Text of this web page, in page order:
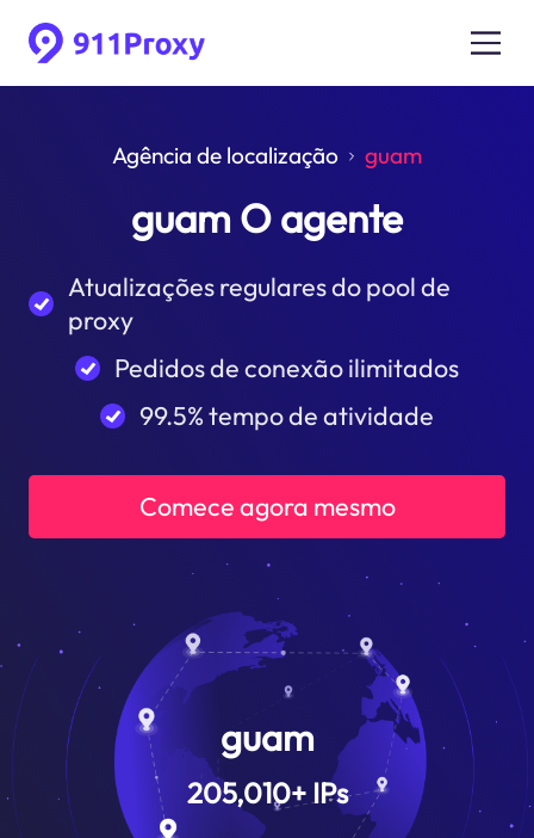
Agência de localização guam
guam O agente
Atualizações regulares do pool de
proxy
Pedidos de conexão ilimitados
99.5% tempo de atividade
Comece agora mesmo
guam
205,010+IPs